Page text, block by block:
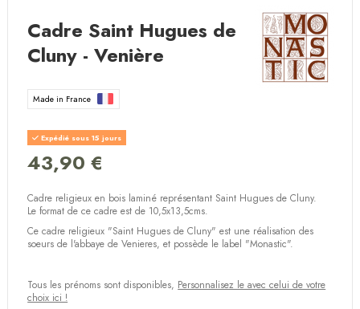
Cadre Saint Hugues de
Cluny - Venière
Made in France
Expédié sous 15 jours
43,90 €
Cadre religieux en bois laminé représentant Saint Hugues de Cluny.
Le format de ce cadre est de 10,5x13,5cms.
Ce cadre religieux "Saint Hugues de Cluny" est une réalisation des
soeurs de l'abbaye de Venieres, et possède le label "Monastic".
Tous les prénoms sont disponibles, Personnalisez le avec celui de votre
choix ici !